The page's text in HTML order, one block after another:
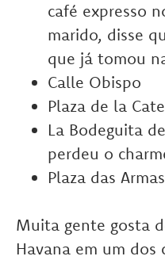
café expresso
marido, disse
que já tomou
Calle Obispo
Plaza de la
La Bodeguita
perdeu o
Plaza das Armas
Muita gente gosta
Havana em um dos